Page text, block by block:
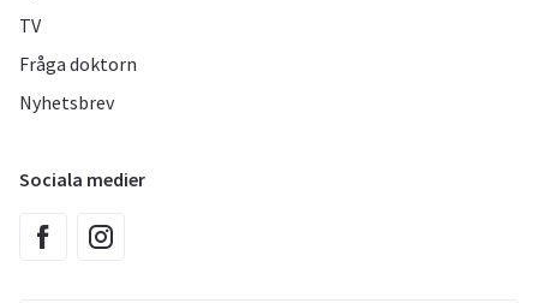
TV
Fråga doktorn
Nyhetsbrev
Sociala medier